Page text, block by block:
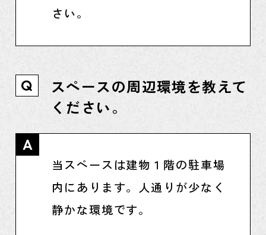
さい。
Q
スペースの周辺環境を教えて
ください。
A
当スペースは建物１階の駐車場
内にあります。人通りが少なく
静かな環境です。